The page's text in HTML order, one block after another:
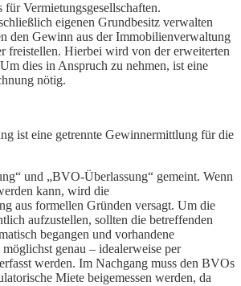
für Vermietungsgesellschaften.
eigenen Grundbesitz verwalten
den Gewinn aus der Immobilienverwaltung
freistellen. Hierbei wird von der erweiterten
dies in Anspruch zu nehmen, ist eine
nötig.
ist eine getrennte Gewinnermittlung für die
und „BVO-Überlassung“ gemeint. Wenn
kann, wird die
aus formellen Gründen versagt. Um die
aufzustellen, sollten die betreffenden
begangen und vorhandene
genau – idealerweise per
werden. Im Nachgang muss den BVOs
Miete beigemessen werden, da